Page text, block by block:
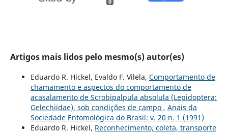
Artigos mais lidos pelo mesmo(s) autor(es)
Eduardo R. Hickel, Evaldo F. Vilela, Comportamento de
chamamento e aspectos do comportamento de
acasalamento de Scrobipalpula absolula (Lepidoptera:
Gelechiidae), sob condições de campo , Anais da
Sociedade Entomológica do Brasil: v. 20 n. 1 (1991)
Eduardo R. Hickel, Reconhecimento, coleta, transporte